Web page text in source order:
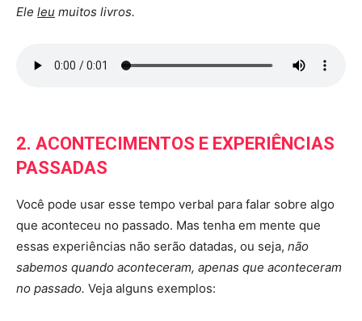
Ele leu muitos livros.
2. ACONTECIMENTOS E EXPERIÊNCIAS
PASSADAS
Você pode usar esse tempo verbal para falar sobre algo
que aconteceu no passado. Mas tenha em mente que
essas experiências não serão datadas, ou seja, não
sabemos quando aconteceram, apenas que aconteceram
no passado. Veja alguns exemplos: